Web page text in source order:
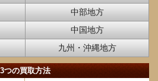
中部地方
中国地方
九州・沖縄地方
3つの買取方法